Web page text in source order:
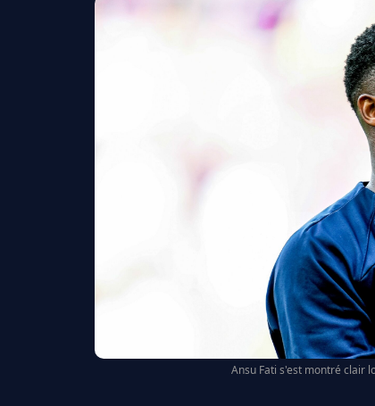
Ansu Fati s'est montré clair